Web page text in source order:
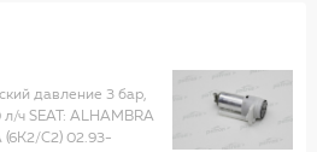
давление 3 бар,
л/ч SEAT: ALHAMBRA
(6K2/C2) 02.93-